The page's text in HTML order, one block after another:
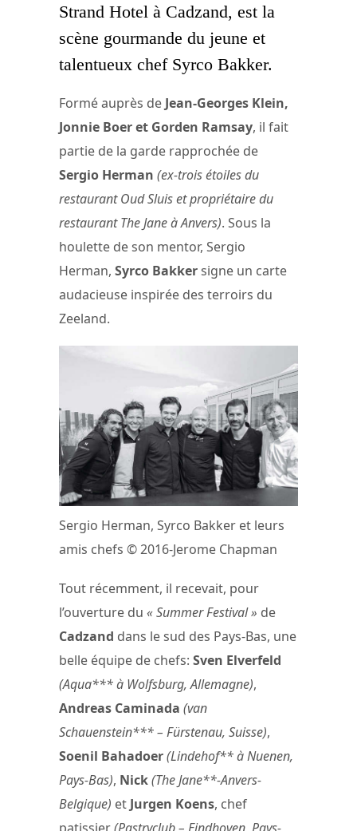
Strand Hotel à Cadzand, est la
scène gourmande du jeune et
talentueux chef Syrco Bakker.
Formé auprès de Jean-Georges Klein,
Jonnie Boer et Gorden Ramsay, il fait
partie de la garde rapprochée de
Sergio Herman (ex-trois étoiles du
restaurant Oud Sluis et propriétaire du
restaurant The Jane à Anvers). Sous la
houlette de son mentor, Sergio
Herman, Syrco Bakkersigne un carte
audacieuse inspirée des terroirs du
Zeeland.
Sergio Herman, Syrco Bakker et leurs
amis chefs © 2016-Jerome Chapman
Tout récemment, il recevait, pour
l’ouverture du « Summer Festival » de
Cadzand dans le sud des Pays-Bas, une
belle équipe de chefs: Sven Elverfeld
(Aqua*** à Wolfsburg, Allemagne),
Andreas Caminada (van
Schauenstein*** – Fürstenau, Suisse),
Soenil Bahadoer(Lindehof** à Nuenen,
Pays-Bas), Nick(The Jane**-Anvers-
Belgique) et Jurgen Koens, chef